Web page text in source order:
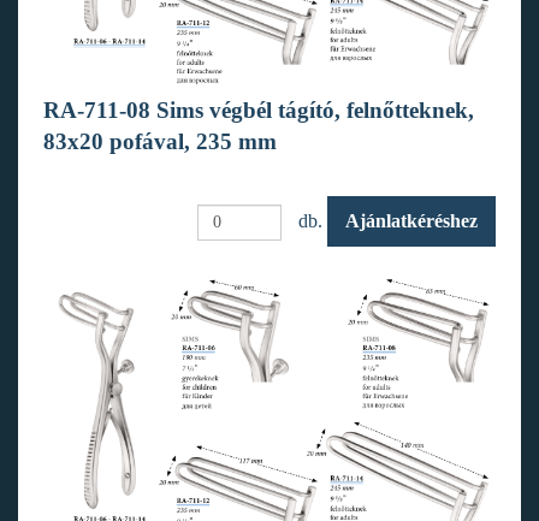
RA-711-08 Sims végbél tágító, felnőtteknek,
83x20 pofával, 235 mm
db. Ajánlatkéréshez